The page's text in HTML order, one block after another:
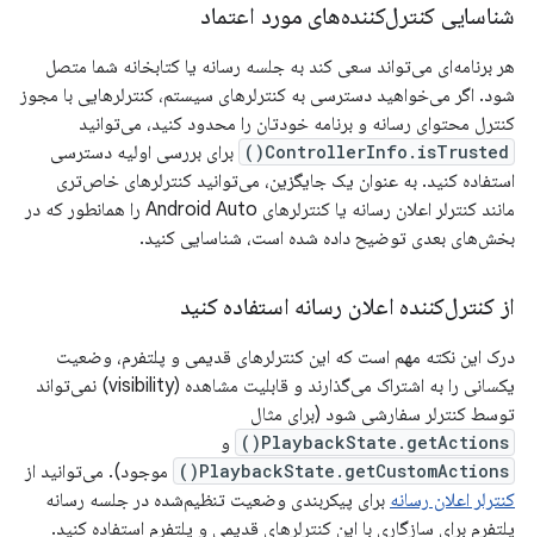
شناسایی کنترل‌کننده‌های مورد اعتماد
هر برنامه‌ای می‌تواند سعی کند به جلسه رسانه یا کتابخانه شما متصل
شود. اگر می‌خواهید دسترسی به کنترلرهای سیستم، کنترلرهایی با مجوز
کنترل محتوای رسانه و برنامه خودتان را محدود کنید، می‌توانید
ControllerInfo.isTrusted()
برای بررسی اولیه دسترسی
استفاده کنید. به عنوان یک جایگزین، می‌توانید کنترلرهای خاص‌تری
مانند کنترلر اعلان رسانه یا کنترلرهای Android Auto را همانطور که در
بخش‌های بعدی توضیح داده شده است، شناسایی کنید.
از کنترل‌کننده اعلان رسانه استفاده کنید
درک این نکته مهم است که این کنترلرهای قدیمی و پلتفرم، وضعیت
یکسانی را به اشتراک می‌گذارند و قابلیت مشاهده (visibility) نمی‌تواند
توسط کنترلر سفارشی شود (برای مثال
PlaybackState.getActions() و
PlaybackState.getCustomActions()
موجود). می‌توانید از
کنترلر اعلان رسانه برای پیکربندی وضعیت تنظیم‌شده در جلسه رسانه
پلتفرم برای سازگاری با این کنترلرهای قدیمی و پلتفرم استفاده کنید.